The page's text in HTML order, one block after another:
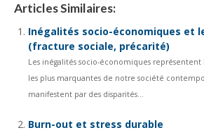
Articles Similaires:
Inégalités socio-économiques et
(fracture sociale, précarité)
Les inégalités socio-économiques
les plus marquantes de notre société
manifestent par des disparités...
Burn-out et stress durable